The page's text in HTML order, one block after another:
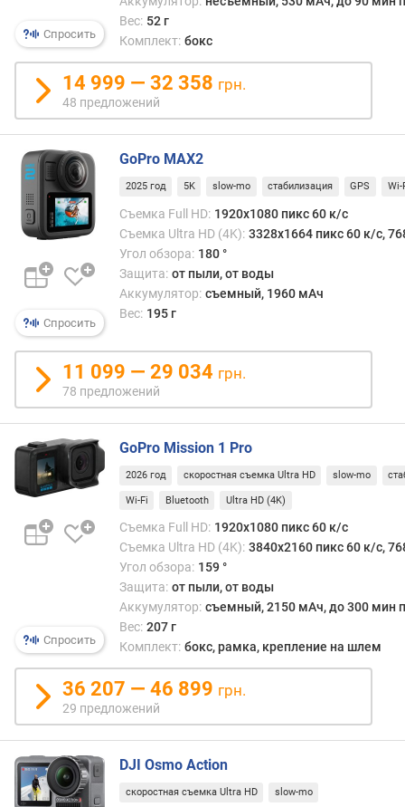
H
D
(
1
0
8
0
p
с
е
м
а
Q
a
D
с
ъ
м
к
r
a
H
D
(
4
K
)
Спросить
Вес: 52 г
Комплект: бокс
14 999 — 32 358 грн.
48 предложений
Спросить
GoPro MAX2
2025 год 5K slow-mo стабилизация GPS Wi-
Съемка Full HD: 1920x1080 пикс 60 к/с
Съемка Ultra HD (4K): 3328x1664 пикс 60 к/с,
Угол обзора: 180 °
Защита: от пыли, от воды
Аккумулятор: съемный, 1960 мАч
Вес: 195 г
11 099 — 29 034 грн.
78 предложений
Спросить
GoPro Mission 1 Pro
2026 год скоростная съемка Ultra HD slow-mo
Wi-Fi Bluetooth Ultra HD (4K)
Съемка Full HD: 1920x1080 пикс 60 к/с
Съемка Ultra HD (4K): 3840x2160 пикс 60 к/с,
Угол обзора: 159 °
Защита: от пыли, от воды
Аккумулятор: съемный, 2150 мАч, до 300 мин
Вес: 207 г
Комплект: бокс, рамка, крепление на шлем
36 207 — 46 899 грн.
29 предложений
DJI Osmo Action
скоростная съемка Ultra HD slow-mo